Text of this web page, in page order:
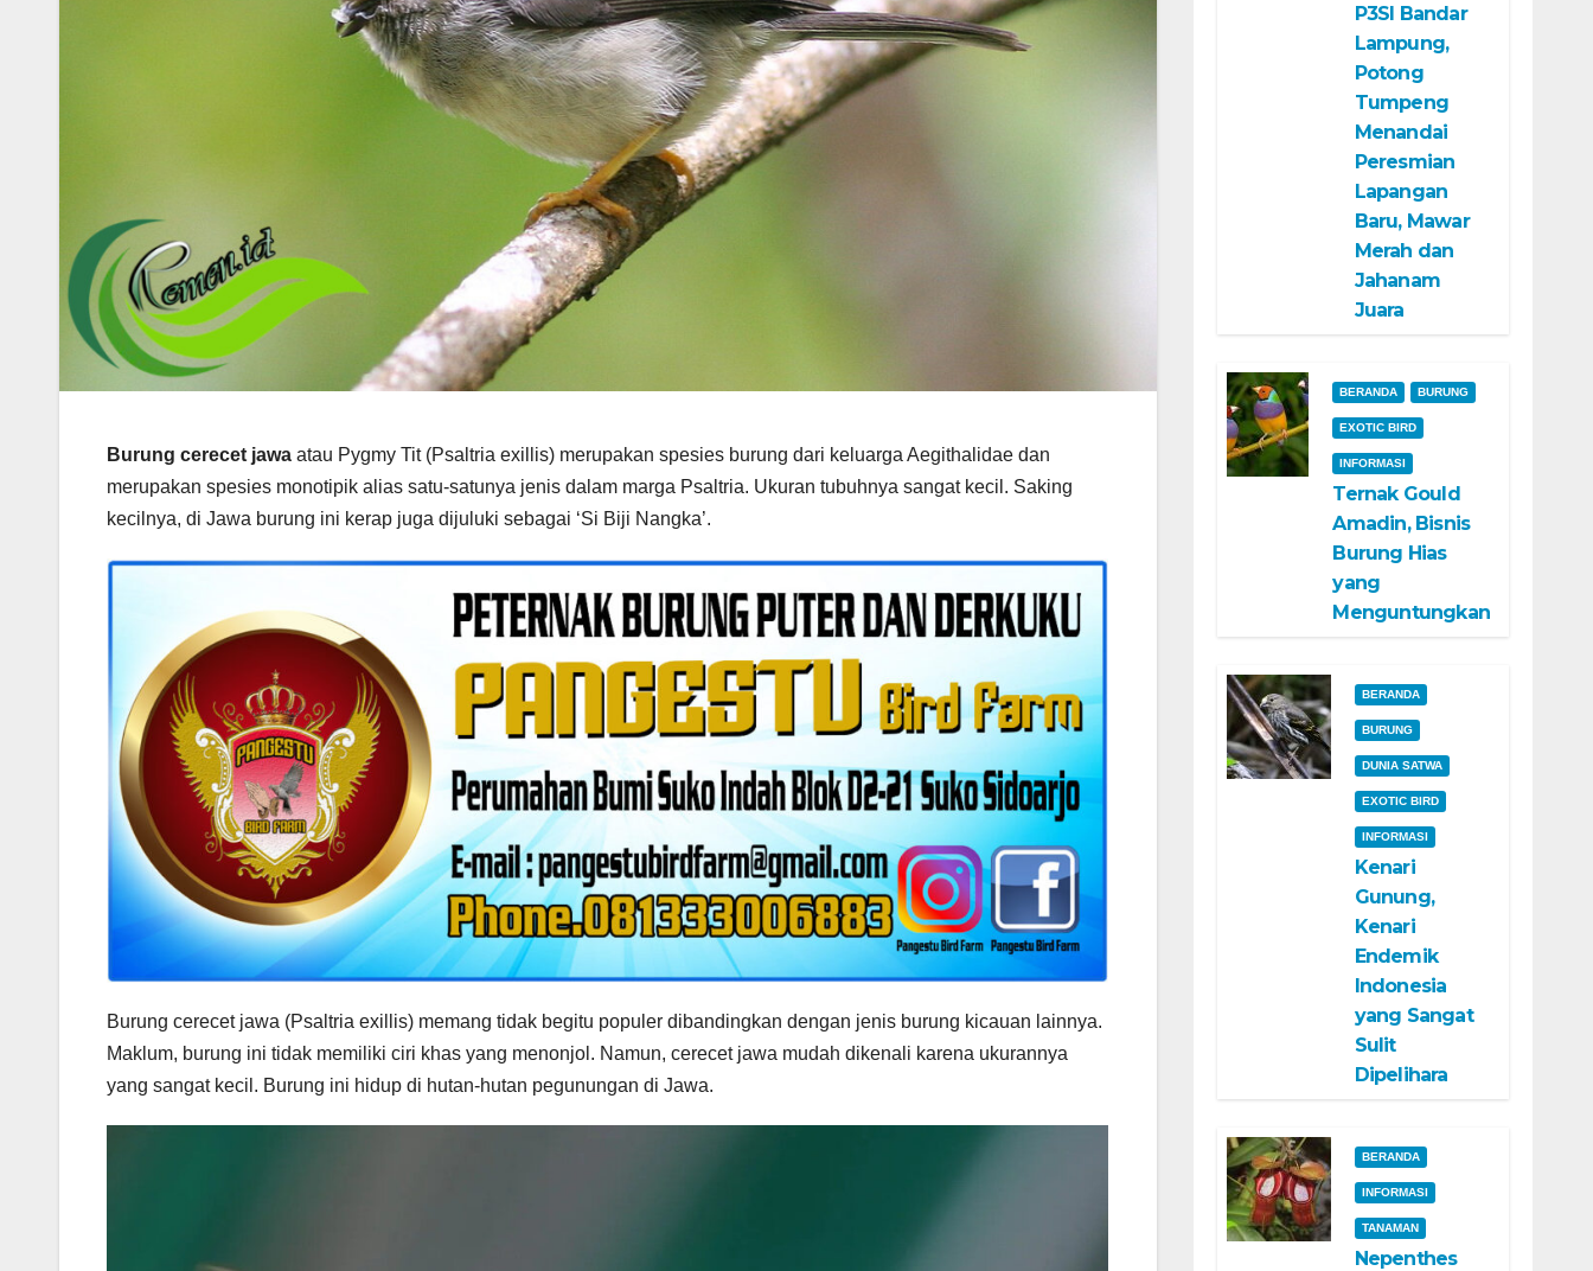
Burung cerecet jawa atau Pygmy Tit (Psaltria exillis) merupakan spesies burung dari keluarga Aegithalidae dan
merupakan spesies monotipik alias satu-satunya jenis dalam marga Psaltria. Ukuran tubuhnya sangat kecil. Saking
kecilnya, di Jawa burung ini kerap juga dijuluki sebagai ‘Si Biji Nangka’.
Burung cerecet jawa (Psaltria exillis) memang tidak begitu populer dibandingkan dengan jenis burung kicauan lainnya.
Maklum, burung ini tidak memiliki ciri khas yang menonjol. Namun, cerecet jawa mudah dikenali karena ukurannya
yang sangat kecil. Burung ini hidup di hutan-hutan pegunungan di Jawa.
P3SI Bandar
Lampung,
Potong
Tumpeng
Menandai
Peresmian
Lapangan
Baru, Mawar
Merah dan
Jahanam
Juara
BERANDA BURUNG
EXOTIC BIRD
INFORMASI
Ternak Gould
Amadin, Bisnis
Burung Hias
yang
Menguntungkan
BERANDA
BURUNG
DUNIA SATWA
EXOTIC BIRD
INFORMASI
Kenari
Gunung,
Kenari
Endemik
Indonesia
yang Sangat
Sulit
Dipelihara
BERANDA
INFORMASI
TANAMAN
Nepenthes